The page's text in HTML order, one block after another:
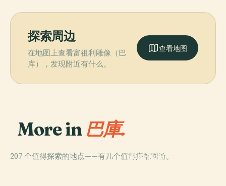
探索周边
在地图上查看富祖利雕像（巴
库），发现附近有什么。
查看地图
More in 巴庫.
207 个值得探索的地点——有几个值得搭配同游。
PLACE
术歌剧和芭蕾舞
PLACE PLACE